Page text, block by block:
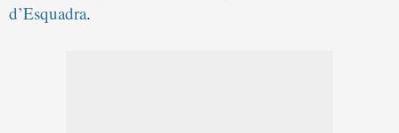
d’Esquadra.